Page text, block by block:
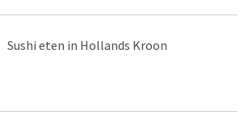
Sushi eten in Hollands Kroon